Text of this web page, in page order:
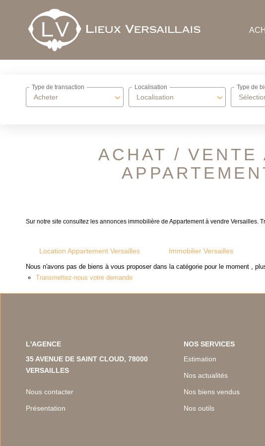
Acheter
Type de transaction
Localisation
Localisation Type de
ACHAT / VENTE
Sur notre site consultez les annonces immobilière de Appartement à vendre Versailles.
Location Appartement Versailles Immobilier Versailles
Nous n'avons pas de biens à vous proposer dans la catégorie pour le moment ,
Transmettez-nous votre demande
L'AGENCE
35 AVENUE DE SAINT CLOUD, 78000
VERSAILLES
Nous contacter
Présentation
NOS SERVICES
Estimation
Nos actualités
Nos biens vendus
Nos outils